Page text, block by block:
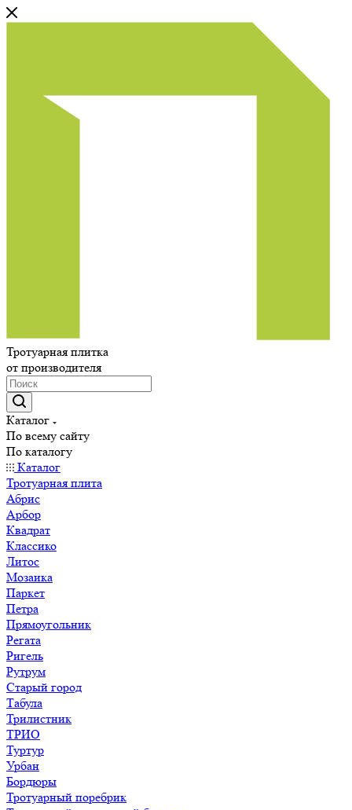
Тротуарная плитка
от производителя
Каталог
По всему сайту
По каталогу
Каталог
Тротуарная плита
Абрис
Арбор
Квадрат
Классико
Литос
Мозаика
Паркет
Петра
Прямоугольник
Регата
Ригель
Рутрум
Старый город
Табула
Трилистник
ТРИО
Туртур
Урбан
Бордюры
Тротуарный поребрик